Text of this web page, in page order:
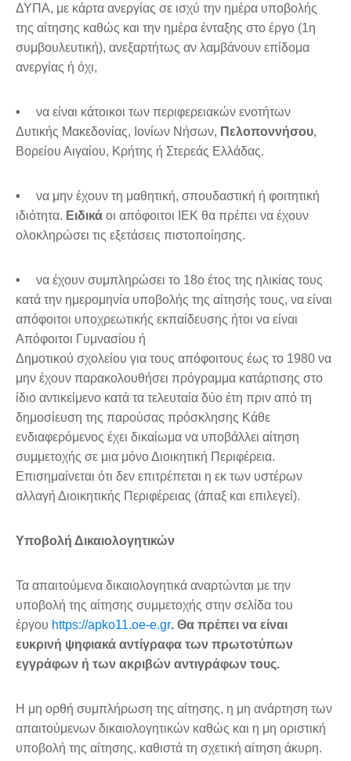
ΔΥΠΑ, με κάρτα ανεργίας σε ισχύ την ημέρα υποβολής
της αίτησης καθώς και την ημέρα ένταξης στο έργο (1η
συμβουλευτική), ανεξαρτήτως αν λαμβάνουν επίδομα
ανεργίας ή όχι,
• να είναι κάτοικοι των περιφερειακών ενοτήτων
Δυτικής Μακεδονίας, Ιονίων Νήσων, Πελοποννήσου,
Βορείου Αιγαίου, Κρήτης ή Στερεάς Ελλάδας.
•
να μην έχουν τη μαθητική, σπουδαστική ή φοιτητική
ιδιότητα. Ειδικά οι απόφοιτοι ΙΕΚ θα πρέπει να έχουν
ολοκληρώσει τις εξετάσεις πιστοποίησης.
•
να έχουν συμπληρώσει το 18ο έτος της ηλικίας τους
κατά την ημερομηνία υποβολής της αίτησής τους, να είναι
απόφοιτοι υποχρεωτικής εκπαίδευσης ήτοι να είναι
Απόφοιτοι Γυμνασίου ή
Δημοτικού σχολείου για τους απόφοιτους έως το 1980 να
μην έχουν παρακολουθήσει πρόγραμμα κατάρτισης στο
ίδιο αντικείμενο κατά τα τελευταία δύο έτη πριν από τη
δημοσίευση της παρούσας πρόσκλησης Κάθε
ενδιαφερόμενος έχει δικαίωμα να υποβάλλει αίτηση
συμμετοχής σε μια μόνο Διοικητική Περιφέρεια.
Επισημαίνεται ότι δεν επιτρέπεται η εκ των υστέρων
αλλαγή Διοικητικής Περιφέρειας (άπαξ και επιλεγεί).
Υποβολή Δικαιολογητικών
Τα απαιτούμενα δικαιολογητικά αναρτώνται με την
υποβολή της αίτησης συμμετοχής στην σελίδα του
έργου https://apko11.oe-e.gr. Θα πρέπει να είναι
ευκρινή ψηφιακά αντίγραφα των πρωτοτύπων
εγγράφων ή των ακριβών αντιγράφων τους.
Η μη ορθή συμπλήρωση της αίτησης, η μη ανάρτηση των
απαιτούμενων δικαιολογητικών καθώς και η μη οριστική
υποβολή της αίτησης, καθιστά τη σχετική αίτηση άκυρη.